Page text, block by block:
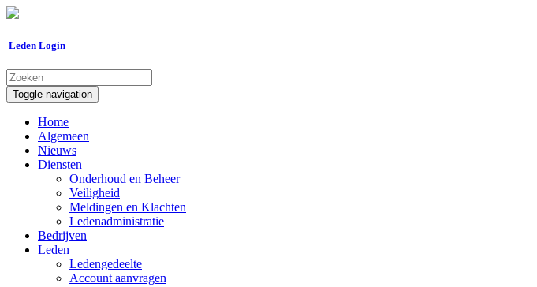
Leden Login
Toggle navigation
Home
Algemeen
Nieuws
Diensten
Onderhoud en Beheer
Veiligheid
Meldingen en Klachten
Ledenadministratie
Bedrijven
Leden
Ledengedeelte
Account aanvragen